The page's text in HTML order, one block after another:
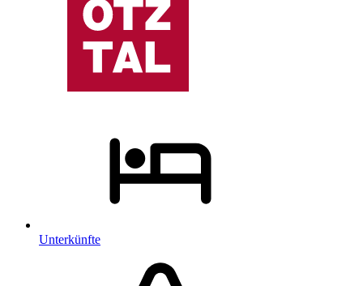
Unterkünfte